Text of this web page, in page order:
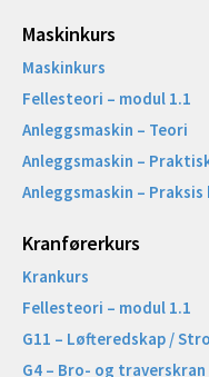
Maskinkurs
Maskinkurs
Fellesteori – modul 1.1
Anleggsmaskin – Teori
Anleggsmaskin –
Anleggsmaskin –
Kranførerkurs
Krankurs
Fellesteori – modul 1.1
G11 – Løfteredskap /
G4 – Bro- og traverskran